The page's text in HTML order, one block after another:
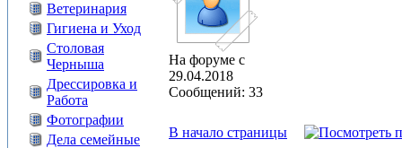
Ветеринария
Гигиена и Уход
Столовая
Черныша
Дрессировка и
Работа
Фотографии
Дела семейные
На форуме с
29.04.2018
Сообщений: 33
В начало страницы